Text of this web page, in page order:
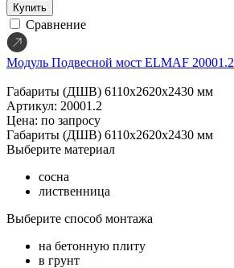
Купить
Сравнение
Модуль Подвесной мост ELMAF 20001.2
Габариты (ДШВ) 6110х2620х2430 мм
Артикул: 20001.2
Цена: по запросу
Габариты (ДШВ) 6110х2620х2430 мм
Выберите материал
сосна
лиственница
Выберите способ монтажа
на бетонную плиту
в грунт